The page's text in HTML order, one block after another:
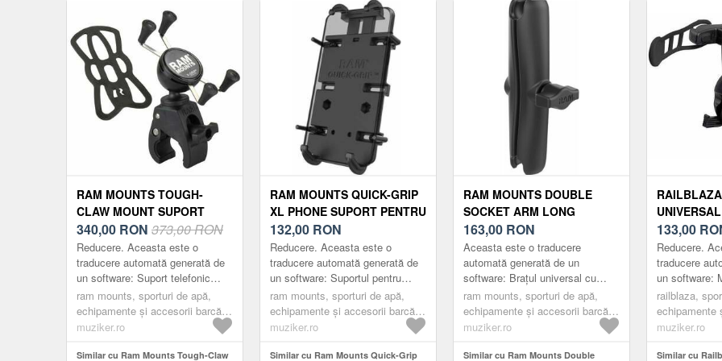
RAM MOUNTS TOUGH-
CLAW MOUNT SUPORT
PENTRU TELEFON
MOBIL/TABLETĂ
340,00 RON 373,00 RON
Reducere. Aceasta este o
traducere automată generată de
un software: Suport telefonic
Dispune de o bază mică de
montare Tough-Claw și suport
universal X-Grip...
ram mounts, sporturi de apă,
echipamente și accesorii barcă,
punte, suporturi și elemente de
mobile și tablete
muziker.ro
Similar cu Ram Mounts Tough-Claw
RAM MOUNTS QUICK-GRIP
XL PHONE SUPORT PENTRU
TELEFON MOBIL/TABLETĂ
132,00 RON
Reducere. Aceasta este o
traducere automată generată de
un software: Suportul pentru
telefon încărcat cu arc este
echipat cu suporturi laterale
reglabile car...
ram mounts, sporturi de apă,
echipamente și accesorii barcă,
punte, suporturi și elemente de
mobile și tablete
muziker.ro
Similar cu Ram Mounts Quick-Grip
RAM MOUNTS DOUBLE
SOCKET ARM LONG
SUPORT PENTRU TELEFON
MOBIL/TABLETĂ
163,00 RON
Aceasta este o traducere
automată generată de un
software: Brațul universal cu
dublă memorie RAM® are un
design cu profil redus. Se
atașează la ori...
ram mounts, sporturi de apă,
echipamente și accesorii barcă,
punte, suporturi și elemente de
mobile și tablete
muziker.ro
Similar cu Ram Mounts Double
HOLDER
SUPORT
MOBIL/
133,00
Reducere.
traducere
un software:
pentru
Suportul
mobil...
railblaza,
echipamente
punte,
mobile și
muziker.ro
Similar cu